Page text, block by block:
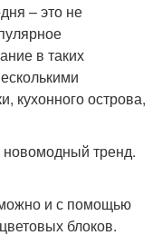
– это не
в таких
кухонного острова,
тренд.
и с помощью
блоков.